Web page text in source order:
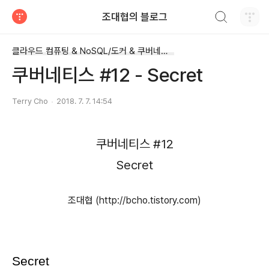
조대협의 블로그
클라우드 컴퓨팅 & NoSQL/도커 & 쿠버네티스
쿠버네티스 #12 - Secret
Terry Cho 2018. 7. 7. 14:54
쿠버네티스 #12
Secret
조대협 (http://bcho.tistory.com)
Secret